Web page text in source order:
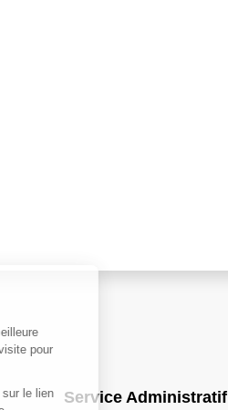
Service Administratif